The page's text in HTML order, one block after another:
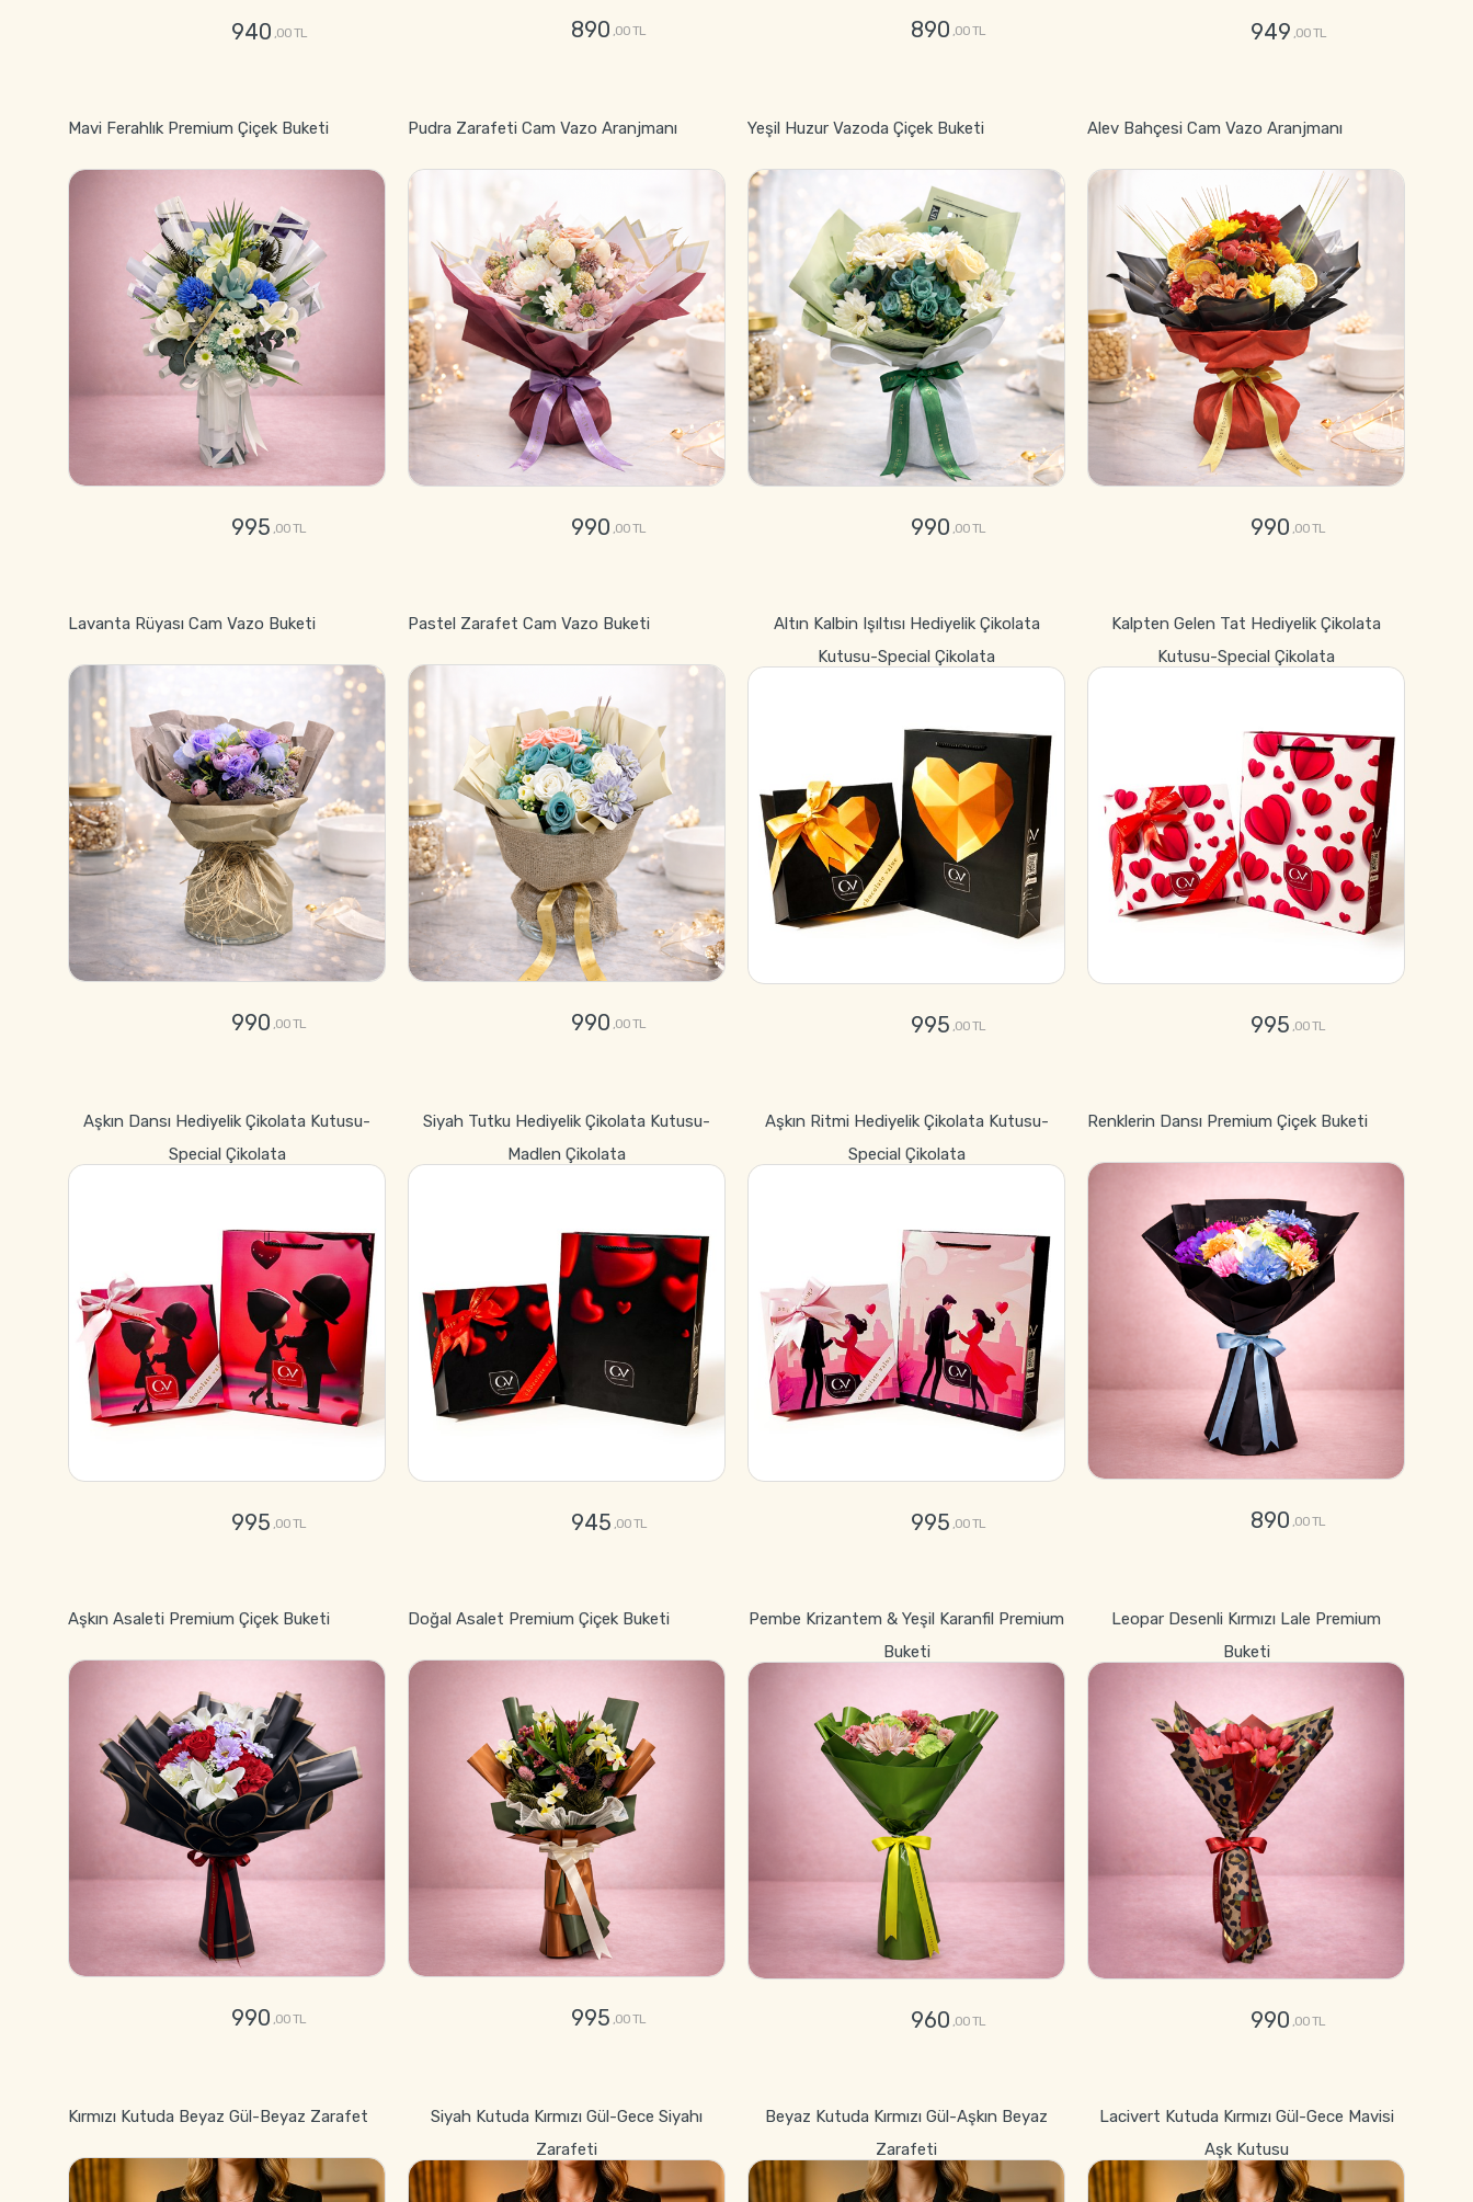
940 ,00 TL 890 ,00 TL 890 ,00 TL 949 ,00 TL
Mavi Ferahlık Premium Çiçek Buketi
995 ,00 TL
Pudra Zarafeti Cam Vazo Aranjmanı
990 ,00 TL
Yeşil Huzur Vazoda Çiçek Buketi
990 ,00 TL
Alev Bahçesi Cam Vazo Aranjmanı
990 ,00 TL
Lavanta Rüyası Cam Vazo Buketi
990 ,00 TL
Pastel Zarafet Cam Vazo Buketi
990 ,00 TL
Altın Kalbin Işıltısı Hediyelik Çikolata
Kutusu-Special Çikolata
995 ,00 TL
Kalpten Gelen Tat Hediyelik Çikolata
Kutusu-Special Çikolata
995 ,00 TL
Aşkın Dansı Hediyelik Çikolata Kutusu-
Special Çikolata
995 ,00 TL
Siyah Tutku Hediyelik Çikolata Kutusu-
Madlen Çikolata
945 ,00 TL
Aşkın Ritmi Hediyelik Çikolata Kutusu-
Special Çikolata
995 ,00 TL
Renklerin Dansı Premium Çiçek Buketi
890 ,00 TL
Aşkın Asaleti Premium Çiçek Buketi
990 ,00 TL
Doğal Asalet Premium Çiçek Buketi
995 ,00 TL
Pembe Krizantem & Yeşil Karanfil Premium
Buketi
960 ,00 TL
Leopar Desenli Kırmızı Lale Premium
Buketi
990 ,00 TL
Kırmızı Kutuda Beyaz Gül-Beyaz Zarafet
Siyah Kutuda Kırmızı Gül-Gece Siyahı
Zarafeti
Beyaz Kutuda Kırmızı Gül-Aşkın Beyaz
Zarafeti
Lacivert Kutuda Kırmızı Gül-Gece Mavisi
Aşk Kutusu